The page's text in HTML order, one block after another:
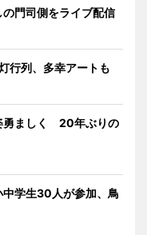
門司側をライブ配信
行列、多幸アートも
勇ましく 20年ぶりの
学生30人が参加、鳥